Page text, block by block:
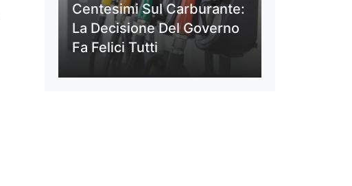
Centesimi Sul Carburante:
La Decisione Del Governo
Fa Felici Tutti